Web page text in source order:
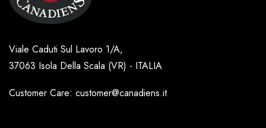
Viale Caduti Sul Lavoro 1/A,
37063 Isola Della Scala (VR) - ITALIA
Customer Care: customer@canadiens.it